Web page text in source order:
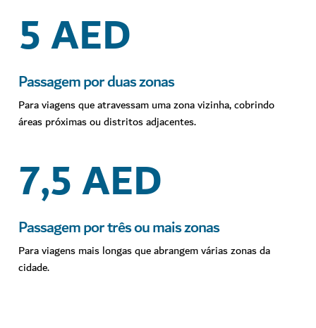
5 AED
Passagem por duas zonas
Para viagens que atravessam uma zona vizinha, cobrindo
áreas próximas ou distritos adjacentes.
7,5 AED
Passagem por três ou mais zonas
Para viagens mais longas que abrangem várias zonas da
cidade.